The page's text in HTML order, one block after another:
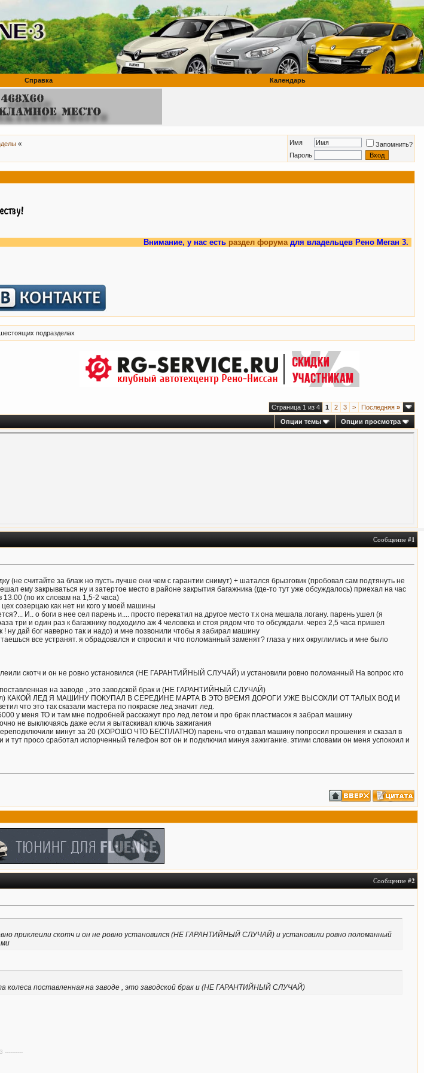
Справка Календарь
« Имя
Запомнить?
Пароль
Внимание, у нас естьраздел форумадля владельцев Рено Меган 3.
подразделах
Страница 1 из 4 1 2 3 > Последняя »
Опции темы
Опции просмотра
Сообщение #1
(не считайте за блаж но пусть лучше они чем с гарантии снимут) + шатался брызговик (пробовал сам подтянуть не
ему закрываться ну и затертое место в районе закрытия багажника (где-то тут уже обсуждалось) приехал на час
(по их словам на 1,5-2 часа)
созерцаю как нет ни кого у моей машины
И.. о боги в нее сел парень и.... просто перекатил на другое место т.к она мешала логану. парень ушел (я
три и один раз к багажнику подходило аж 4 человека и стоя рядом что то обсуждали. через 2,5 часа пришел
! ну дай бог наверно так и надо) и мне позвонили чтобы я забирал машину
все устранят. я обрадовался и спросил и что поломанный заменят? глаза у них округлились и мне было
скотч и он не ровно установился (НЕ ГАРАНТИЙНЫЙ СЛУЧАЙ) и установили ровно поломанный На вопрос кто
поставленная на заводе , это заводской брак и (НЕ ГАРАНТИЙНЫЙ СЛУЧАЙ)
КАКОЙ ЛЕД Я МАШИНУ ПОКУПАЛ В СЕРЕДИНЕ МАРТА В ЭТО ВРЕМЯ ДОРОГИ УЖЕ ВЫСОХЛИ ОТ ТАЛЫХ ВОД И
это так сказали мастера по покраске лед значит лед.
у меня ТО и там мне подробней расскажут про лед летом и про брак пластмасок я забрал машину
не выключаясь даже если я вытаскивал ключь зажигания
минут за 20 (ХОРОШО ЧТО БЕСПЛАТНО) парень что отдавал машину попросил прошения и сказал в
и тут просо сработал испорченный телефон вот он и подключил минуя зажигание. этими словами он меня успокоил и
Сообщение #2
приклеили скотч и он не ровно установился (НЕ ГАРАНТИЙНЫЙ СЛУЧАЙ) и установили ровно поломанный
колеса поставленная на заводе , это заводской брак и (НЕ ГАРАНТИЙНЫЙ СЛУЧАЙ)
----------